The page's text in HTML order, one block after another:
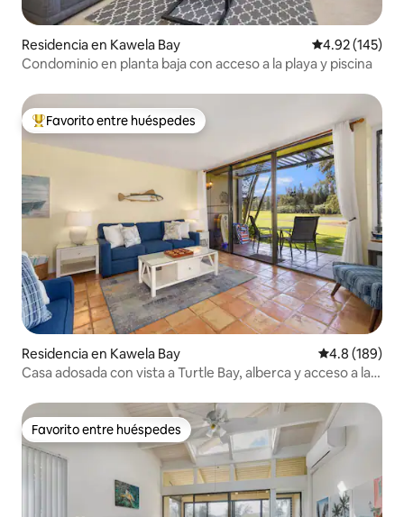
Residencia en Kawela Bay Calificación
4.92 (145)
Condominio en planta baja con acceso a la playa y piscina
De los mejores en Favorito entre huéspedes
Favorito entre huéspedes
Residencia en Kawela Bay Calificación
4.8 (189)
Casa adosada con vista a Turtle Bay, alberca y acceso a la
Favorito entre huéspedes
Favorito entre huéspedes